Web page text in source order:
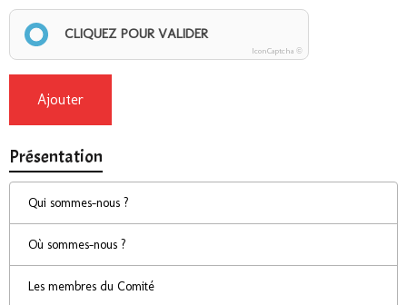
CLIQUEZ POUR VALIDER
IconCaptcha ©
Ajouter
Présentation
Qui sommes-nous ?
Où sommes-nous ?
Les membres du Comité